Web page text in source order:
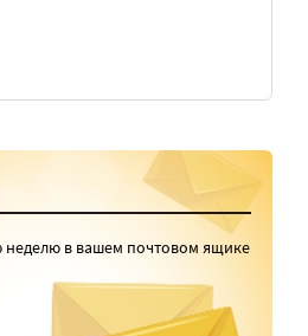
неделю в вашем почтовом ящике